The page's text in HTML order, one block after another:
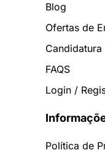
Blog
Ofertas de
Candidatura
FAQS
Login /
Política de